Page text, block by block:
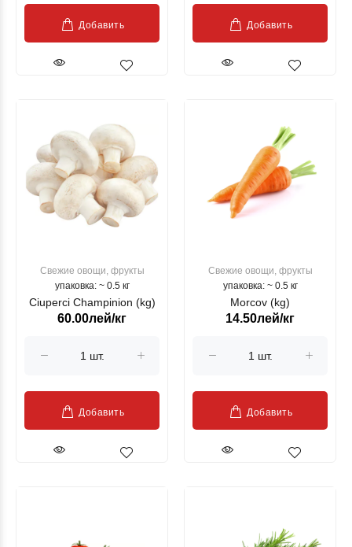
Добавить Добавить
Свежие овощи, фрукты
упаковка: ~ 0.5 кг
Ciuperci Champinion (kg)
60.00лей/кг
Добавить
Свежие овощи, фрукты
упаковка: ~ 0.5 кг
Morcov (kg)
14.50лей/кг
Добавить